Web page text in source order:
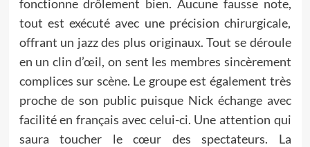
fonctionne drôlement bien. Aucune fausse note,
tout est exécuté avec une précision chirurgicale,
offrant un jazz des plus originaux. Tout se déroule
en un clin d’œil, on sent les membres sincèrement
complices sur scène. Le groupe est également très
proche de son public puisque Nick échange avec
facilité en français avec celui-ci. Une attention qui
saura toucher le cœur des spectateurs. La